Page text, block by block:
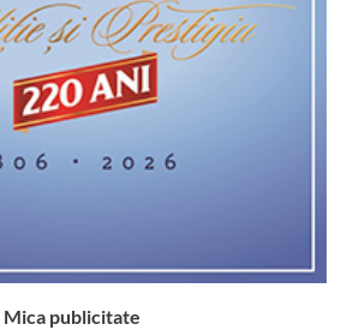
Mica publicitate